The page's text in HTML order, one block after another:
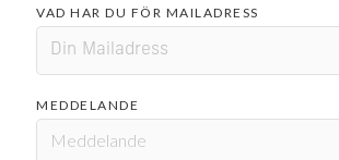
VAD HAR DU FÖR MAILADRESS
MEDDELANDE